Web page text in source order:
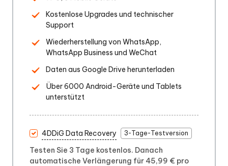
Kostenlose Upgrades und technischer
Support
Wiederherstellung von WhatsApp,
WhatsApp Business und WeChat
Daten aus Google Drive herunterladen
Über 6000 Android-Geräte und Tablets
unterstützt
4DDiG Data Recovery 3-Tage-Testversion
Testen Sie 3 Tage kostenlos. Danach
automatische Verlängerung für 45,99 € pro